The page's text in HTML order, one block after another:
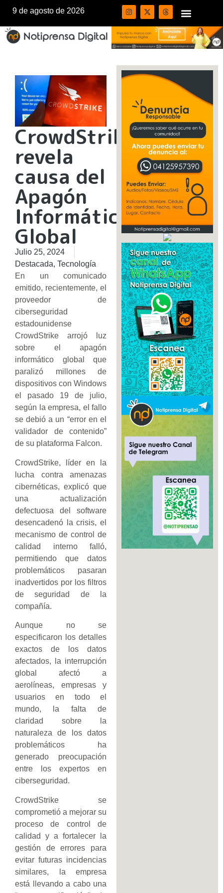
9 de agosto de 2026
CrowdStrike
revela
causa del
Apagón
Informático
Global
Julio 25, 2024
Destacada, Tecnología
En un comunicado
emitido, recientemente, el
proveedor de
ciberseguridad
estadounidense
CrowdStrike arrojó luz
sobre el apagón
informático global que
paralizó millones de
dispositivos con Windows
el pasado 19 de julio,
según la empresa, el fallo
se debió a un “error en el
validador de contenido”
de su plataforma Falcon.
CrowdStrike, líder en la
lucha contra amenazas
cibernéticas, explicó que
una actualización
defectuosa del software
desencadenó la crisis, el
mecanismo de control de
calidad interno falló,
permitiendo que datos
problemáticos pasaran
inadvertidos por los filtros
de seguridad de la
compañía.
Aunque no se
especificaron los detalles
exactos de los datos
afectados, la interrupción
global afectó a
aerolíneas, empresas y
usuarios en todo el
mundo, la falta de
claridad sobre la
naturaleza de los datos
problemáticos ha
generado preocupación
entre los expertos en
ciberseguridad.
CrowdStrike se
comprometió a mejorar su
proceso de control de
calidad y a fortalecer la
gestión de errores para
evitar futuras incidencias
similares, la empresa
está llevando a cabo una